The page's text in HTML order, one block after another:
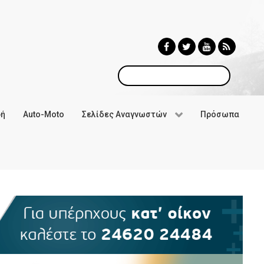
Αναζήτηση
Auto-Moto Σελίδες Αναγνωστών Πρόσωπα